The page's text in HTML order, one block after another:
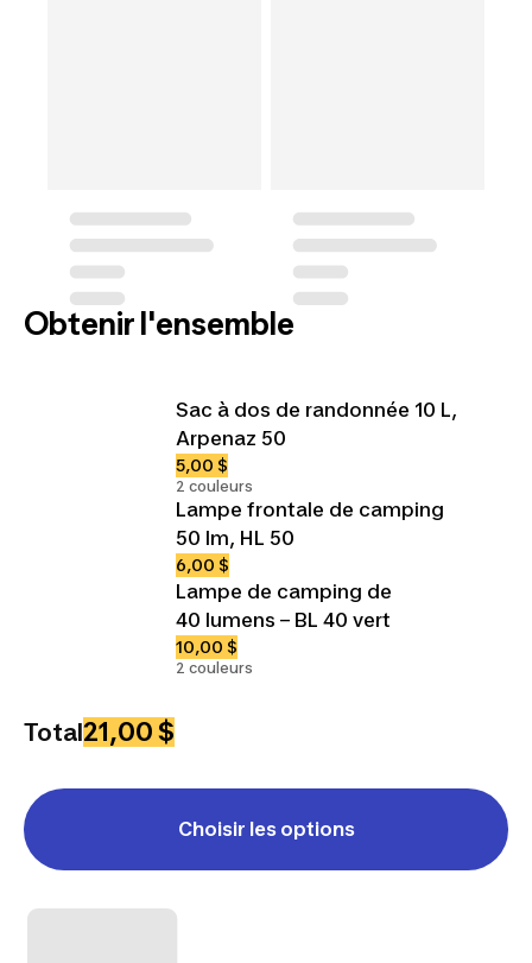
Obtenir l'ensemble
Sac à dos de randonnée 10 L,
Arpenaz 50
5,00 $
2 couleurs
Lampe frontale de camping
50 lm, HL 50
6,00 $
Lampe de camping de
40 lumens – BL 40 vert
10,00 $
2 couleurs
Total21,00 $
Choisir les options